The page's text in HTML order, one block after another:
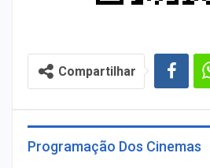
Compartilhar
Programação Dos Cinemas